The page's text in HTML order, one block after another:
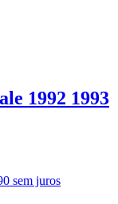
1992 1993
sem juros